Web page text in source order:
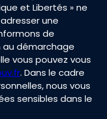
et Libertés » ne
une
de
au démarchage
vous pouvez vous
. Dans le cadre
nous vous
sensibles dans le